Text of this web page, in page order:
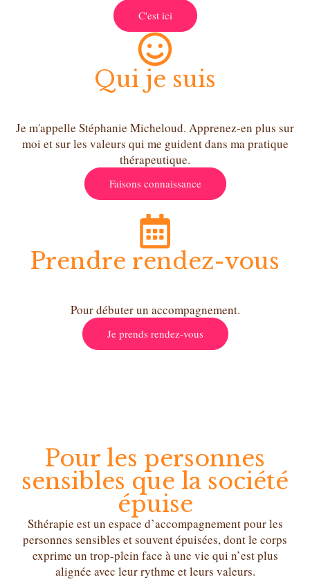
C'est ici
Qui je suis
Je m'appelle Stéphanie Micheloud. Apprenez-en plus sur
moi et sur les valeurs qui me guident dans ma pratique
thérapeutique.
Faisons connaissance
Prendre rendez-vous
Pour débuter un accompagnement.
Je prends rendez-vous
Pour les personnes
sensibles que la société
épuise
Sthérapie est un espace d’accompagnement pour les
personnes sensibles et souvent épuisées, dont le corps
exprime un trop-plein face à une vie qui n’est plus
alignée avec leur rythme et leurs valeurs.